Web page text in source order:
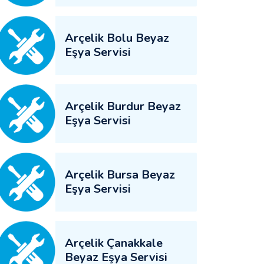
Arçelik Bolu Beyaz
Eşya Servisi
Arçelik Burdur Beyaz
Eşya Servisi
Arçelik Bursa Beyaz
Eşya Servisi
Arçelik Çanakkale
Beyaz Eşya Servisi